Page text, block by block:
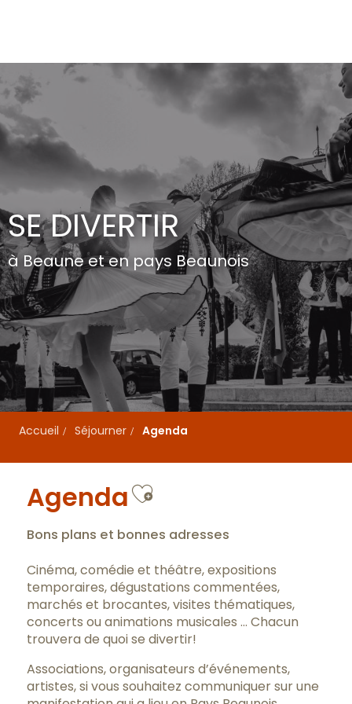
SE DIVERTIR
à Beaune et en pays Beaunois
Accueil Séjourner Agenda
AgendaAjouter aux
Bons plans et bonnes adresses
Cinéma, comédie et théâtre, expositions
temporaires, dégustations commentées,
marchés et brocantes, visites thématiques,
concerts ou animations musicales … Chacun
trouvera de quoi se divertir!
Associations, organisateurs d’événements,
artistes, si vous souhaitez communiquer sur une